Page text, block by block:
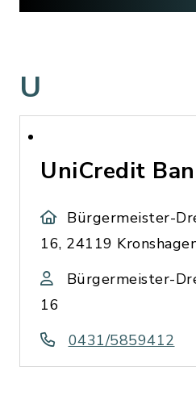
U
UniCredit
Bürgermeister-
16, 24119
Bürgermeister-
16
0431/5859412